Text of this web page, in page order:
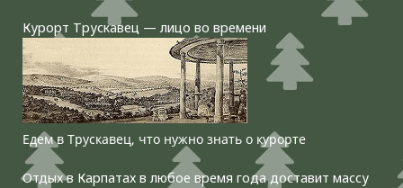
Курорт Трускавец — лицо во времени
Едем в Трускавец, что нужно знать о курорте
Отдых в Карпатах в любое время года доставит массу